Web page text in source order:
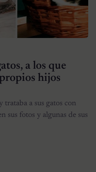
a los que
hijos
a sus gatos con
sus fotos y algunas de sus